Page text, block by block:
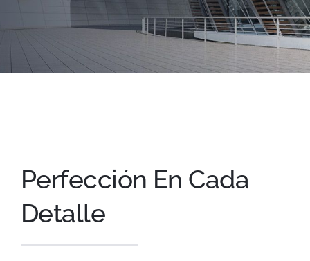
Perfección En Cada
Detalle